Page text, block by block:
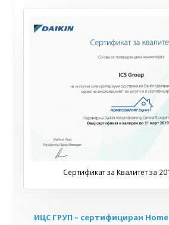
Сертификат за Квалитет за
ИЦС ГРУП – сертифициран